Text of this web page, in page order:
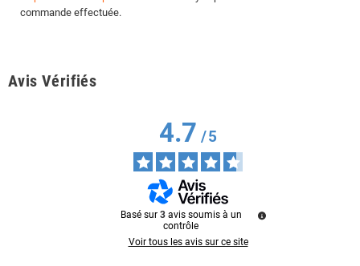
commande effectuée.
Avis Vérifiés
4.7/5
Basé sur 3 avis soumis à un
contrôle
Voir tous les avis sur ce site